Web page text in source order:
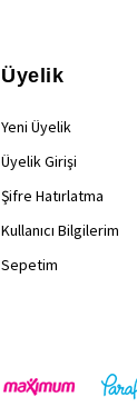
Üyelik
Yeni Üyelik
Üyelik Girişi
Şifre Hatırlatma
Kullanıcı Bilgilerim
Sepetim